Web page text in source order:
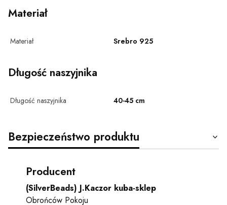
Materiał
Materiał Srebro 925
Długość naszyjnika
Długość naszyjnika 40-45 cm
Bezpieczeństwo produktu
Producent
(SilverBeads) J.Kaczor kuba-sklep
Obrońców Pokoju